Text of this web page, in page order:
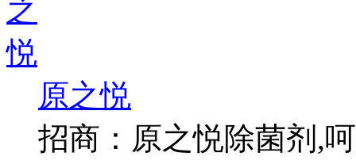
原之悦
招商： 原之悦除菌剂,